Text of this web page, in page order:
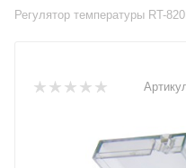
Регулятор температуры RT-